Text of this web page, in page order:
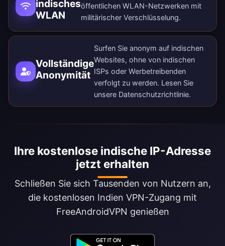
indisches
WLAN
öffentlichen WLAN-Netzwerken mit
militärischer Verschlüsselung.
Vollständige
Anonymität
Surfen Sie anonym auf indischen
Websites, ohne von indischen
ISPs oder Werbetreibenden
verfolgt zu werden. Lesen Sie
unsere Datenschutzrichtlinie.
Ihre kostenlose indische IP-Adresse
jetzt erhalten
Schließen Sie sich Tausenden von Nutzern an,
die kostenlosen Indien VPN-Zugang mit
FreeAndroidVPN genießen